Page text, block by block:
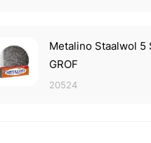
Metalino Staalwol 5
GROF
20524